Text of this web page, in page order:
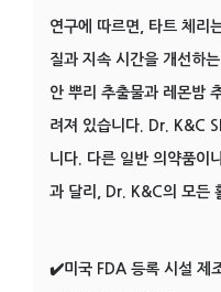
연구에 따르면, 타트 체리
질과 지속 시간을 개선하
안 뿌리 추출물과 레몬밤
려져 있습니다. Dr. K&C
니다. 다른 일반 의약품이
과 달리, Dr. K&C의 모든
✔️미국 FDA 등록 시설 제